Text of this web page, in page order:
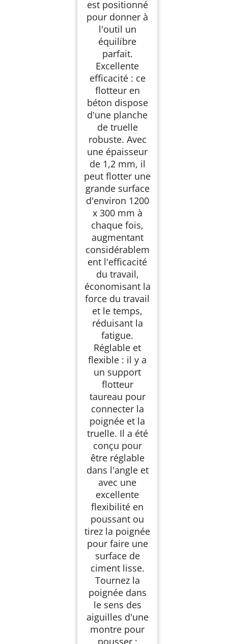
est positionné
pour donner à
l'outil un
équilibre
parfait.
Excellente
efficacité : ce
flotteur en
béton dispose
d'une planche
de truelle
robuste. Avec
une épaisseur
de 1,2 mm, il
peut flotter une
grande surface
d'environ 1200
x 300 mm à
chaque fois,
augmentant
considérablem
ent l'efficacité
du travail,
économisant la
force du travail
et le temps,
réduisant la
fatigue.
Réglable et
flexible : il y a
un support
flotteur
taureau pour
connecter la
poignée et la
truelle. Il a été
conçu pour
être réglable
dans l'angle et
avec une
excellente
flexibilité en
poussant ou
tirez la poignée
pour faire une
surface de
ciment lisse.
Tournez la
poignée dans
le sens des
aiguilles d'une
montre pour
pousser ;